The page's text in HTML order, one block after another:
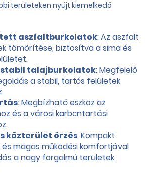
területeken nyújt kiemelkedő
aszfaltburkolatok: Az aszfalt
tömörítése, biztosítva a sima és
stabil talajburkolatok: Megfelelő
a stabil, tartós felületek
: Megbízható eszköz az
és a városi karbantartási
közterület őrzés: Kompakt
magas működési komfortjával
a nagy forgalmú területek